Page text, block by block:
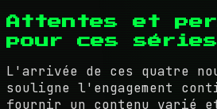
Attentes et
pour ces séries
L'arrivée de ces quatre
souligne l'engagement
fournir un contenu varié